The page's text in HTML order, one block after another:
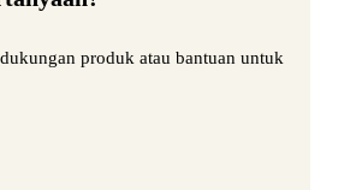
produk atau bantuan untuk